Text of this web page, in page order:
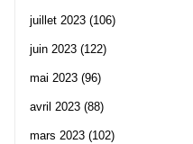
juillet 2023 (106)
juin 2023 (122)
mai 2023 (96)
avril 2023 (88)
mars 2023 (102)